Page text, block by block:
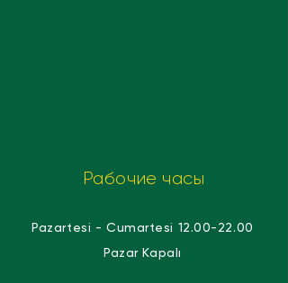
Рабочие часы
Pazartesi - Cumartesi 12.00-22.00
Pazar Kapalı